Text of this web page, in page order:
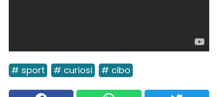
# sport # curiosi # cibo